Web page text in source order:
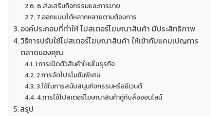
6.ส่งเสริมกิจกรรมและการขาย
7.ออกแบบได้หลากหลายตามต้องการ
องค์ประกอบที่ทำให้ โปสเตอร์โฆษณาสินค้า มีประสิทธิภาพ
วิธีการปรับใช้โปสเตอร์โฆษณาสินค้า ให้เข้ากับแคมเปญการ
ตลาดของคุณ
1.การเปิดตัวสินค้าใหม่ในธุรกิจ
2.การจัดโปรโมชันพิเศษ
3.ใช้ในการสนับสนุนกิจกรรมหรืออีเวนต์
4.การใช้โปสเตอร์โฆษณาสินค้าคู่กับสื่อออนไลน์
สรุป